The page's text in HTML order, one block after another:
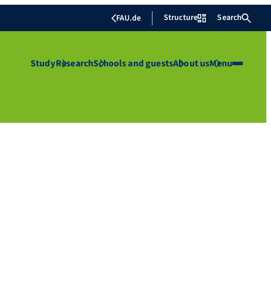
FAU.de Structure Search
StudyResearchSchools and guestsAbout usMenu